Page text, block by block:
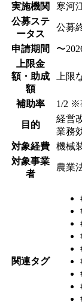
実施機関
寒河
公募ステ
ータス
公募
申請期間
〜
上限金
額・助成
額
上限
補助率 1/2 ※
目的
経営
業務
対象経費
機械
対象事業
者
農業
関連タグ